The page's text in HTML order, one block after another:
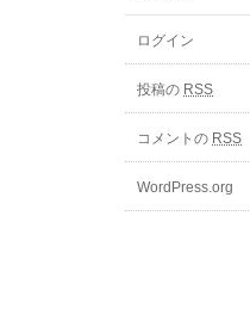
ログイン
投稿の RSS
コメントの RSS
WordPress.org